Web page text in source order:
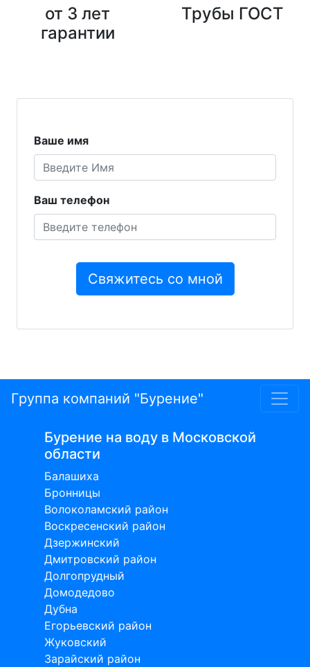
от 3 лет
гарантии
Трубы ГОСТ
Ваше имя
Ваш телефон
Группа компаний "Бурение"
Бурение на воду в Московской
области
Балашиха
Бронницы
Волоколамский район
Воскресенский район
Дзержинский
Дмитровский район
Долгопрудный
Домодедово
Дубна
Егорьевский район
Жуковский
Зарайский район